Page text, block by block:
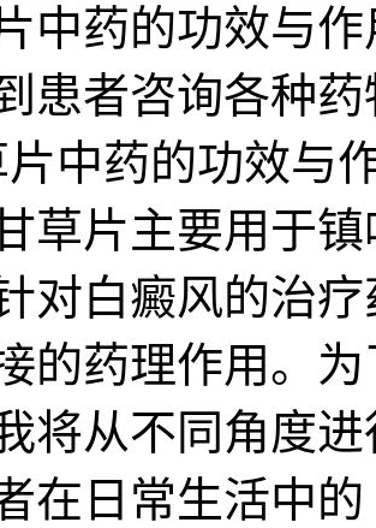
中药的功效与
患者咨询各种
片中药的功效与
草片主要用于
对白癜风的治
的药理作用。
将从不同角度
在日常生活中的